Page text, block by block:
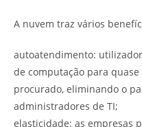
A nuvem traz vários
autoatendimento:
de computação para
procurado, eliminando o
administradores de TI;
elasticidade: as empresas